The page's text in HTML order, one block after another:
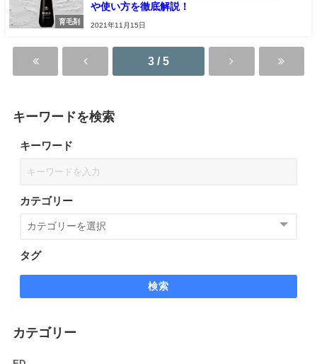
育毛剤
や使い方を徹底解説！
2021年11月15日
3 / 5
キーワードを検索
キーワード
カテゴリー
タグ
検索
カテゴリー